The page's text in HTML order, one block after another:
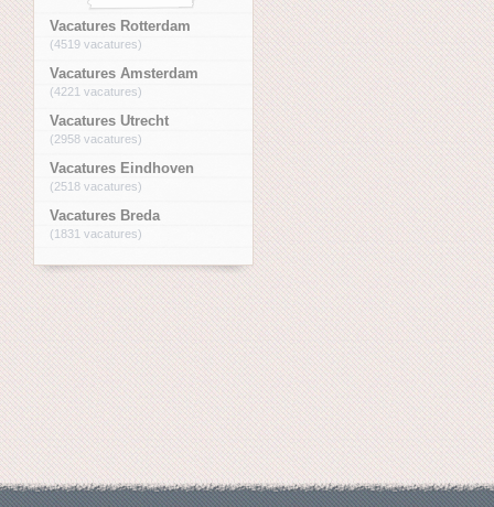
Vacatures Rotterdam
(4519 vacatures)
Vacatures Amsterdam
(4221 vacatures)
Vacatures Utrecht
(2958 vacatures)
Vacatures Eindhoven
(2518 vacatures)
Vacatures Breda
(1831 vacatures)